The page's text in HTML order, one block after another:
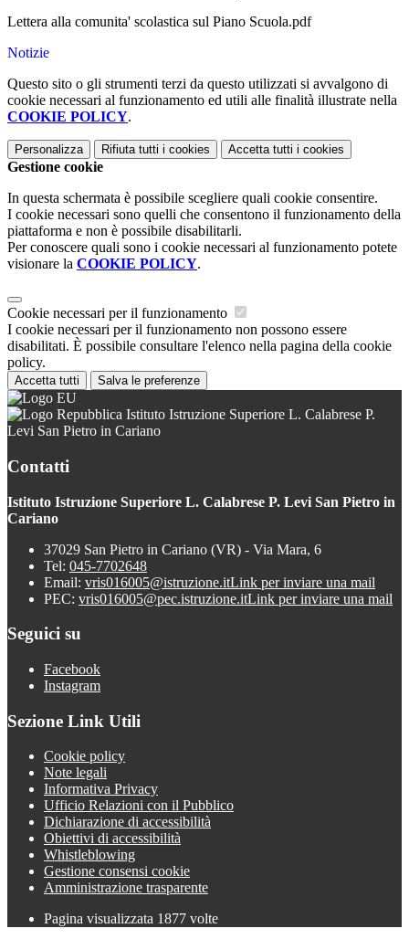
Lettera alla comunita' scolastica sul Piano Scuola.pdf
Notizie
Questo sito o gli strumenti terzi da questo utilizzati si avvalgono di
cookie necessari al funzionamento ed utili alle finalità illustrate nella
COOKIE POLICY.
Personalizza Rifiuta tutti i cookies Accetta tutti i cookies
Gestione cookie
In questa schermata è possibile scegliere quali cookie consentire.
I cookie necessari sono quelli che consentono il funzionamento della
piattaforma e non è possibile disabilitarli.
Per conoscere quali sono i cookie necessari al funzionamento potete
visionare la COOKIE POLICY.
Cookie necessari per il funzionamento
I cookie necessari per il funzionamento non possono essere
disabilitati. È possibile consultare l'elenco nella pagina della cookie
policy.
Accetta tutti Salva le preferenze
Istituto Istruzione Superiore L. Calabrese P.
Levi San Pietro in Cariano
Contatti
Istituto Istruzione Superiore L. Calabrese P. Levi San Pietro in
Cariano
37029 San Pietro in Cariano (VR) - Via Mara, 6
Tel: 045-7702648
Email: vris016005@istruzione.itLink per inviare una mail
PEC: vris016005@pec.istruzione.itLink per inviare una mail
Seguici su
Facebook
Instagram
Sezione Link Utili
Cookie policy
Note legali
Informativa Privacy
Ufficio Relazioni con il Pubblico
Dichiarazione di accessibilità
Obiettivi di accessibilità
Whistleblowing
Gestione consensi cookie
Amministrazione trasparente
Pagina visualizzata 1877 volte